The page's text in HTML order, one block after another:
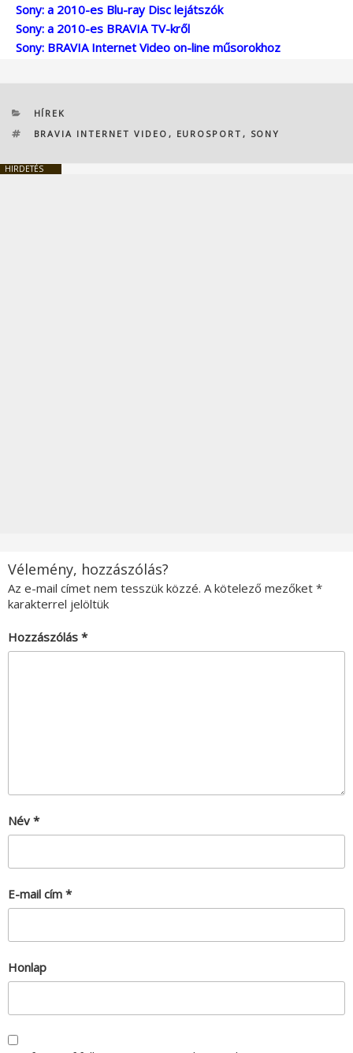
Sony: a 2010-es Blu-ray Disc lejátszók
Sony: a 2010-es BRAVIA TV-kről
Sony: BRAVIA Internet Video on-line műsorokhoz
KATEGÓRIÁK
HÍREK
CÍMKÉK
BRAVIA INTERNET VIDEO , EUROSPORT , SONY
HIRDETÉS
Vélemény, hozzászólás?
Az e-mail címet nem tesszük közzé. A kötelező mezőket *
karakterrel jelöltük
Hozzászólás *
Név *
E-mail cím *
Honlap